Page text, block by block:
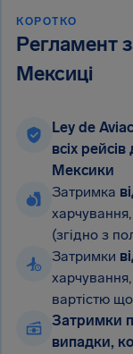
КОРОТКО
Регламент
Мексиці
Ley de
всіх
Мексики
Затримка
(згідно з
Затримки
вартістю
Затримки
випадки,